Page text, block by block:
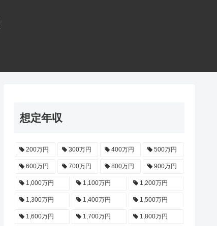
想定年収
200万円 300万円 400万円 500万円
600万円 700万円 800万円 900万円
1,000万円 1,100万円 1,200万円
1,300万円 1,400万円 1,500万円
1,600万円 1,700万円 1,800万円